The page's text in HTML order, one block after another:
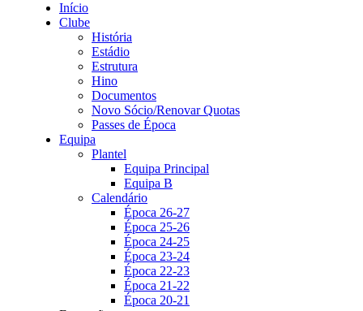
Início
Clube
História
Estádio
Estrutura
Hino
Documentos
Novo Sócio/Renovar Quotas
Passes de Época
Equipa
Plantel
Equipa Principal
Equipa B
Calendário
Época 26-27
Época 25-26
Época 24-25
Época 23-24
Época 22-23
Época 21-22
Época 20-21